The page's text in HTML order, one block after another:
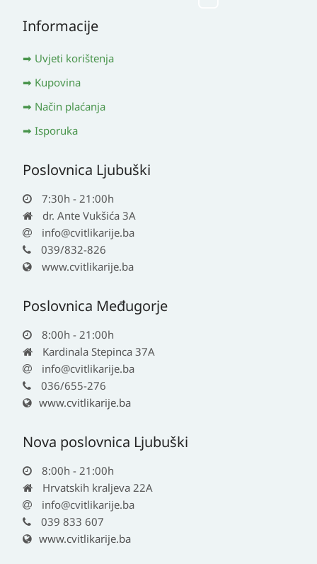
Informacije
Uvjeti korištenja
Kupovina
Način plaćanja
Isporuka
Poslovnica Ljubuški
7:30h - 21:00h
dr. Ante Vukšića 3A
info@cvitlikarije.ba
039/832-826
www.cvitlikarije.ba
Poslovnica Međugorje
8:00h - 21:00h
Kardinala Stepinca 37A
info@cvitlikarije.ba
036/655-276
www.cvitlikarije.ba
Nova poslovnica Ljubuški
8:00h - 21:00h
Hrvatskih kraljeva 22A
info@cvitlikarije.ba
039 833 607
www.cvitlikarije.ba